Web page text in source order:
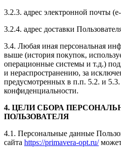
3.2.3. адрес электронной почты
3.2.4. адрес доставки
3.4. Любая иная персональная
выше (история покупок,
операционные системы и т.д.)
и нераспространению, за
предусмотренных в п.п. 5.2. и
конфиденциальности.
4. ЦЕЛИ СБОРА
ПОЛЬЗОВАТЕЛЯ
4.1. Персональные данные
сайта https://primavera-opt.ru/может